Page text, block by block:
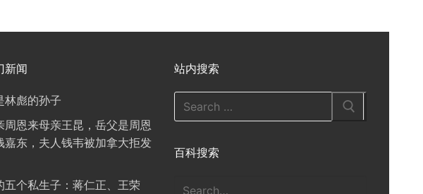
新闻
林彪的孙子
周恩来母亲王昆，岳父是周恩
嘉东，夫人钱韦被加拿大拒发
五个私生子：蒋仁正、王荣
站内搜索
Search
for:
百科搜索